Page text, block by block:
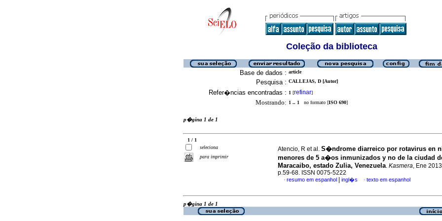
Coleção da biblioteca
Base de dados : article
Pesquisa : CALLEJAS, D [Autor]
Refer�ncias encontradas : 1 [refinar]
Mostrando: 1 .. 1 no formato [ISO 690]
p�gina 1 de 1
1 / 1
seleciona
para imprimir
Atencio, R et al. S�ndrome diarreico por rotavirus en
menores de 5 a�os inmunizados y no de la ciudad
Maracaibo, estado Zulia, Venezuela. Kasmera, Ene
p.59-68. ISSN 0075-5222
· resumo em espanhol ingl�s · texto em espanhol
p�gina 1 de 1